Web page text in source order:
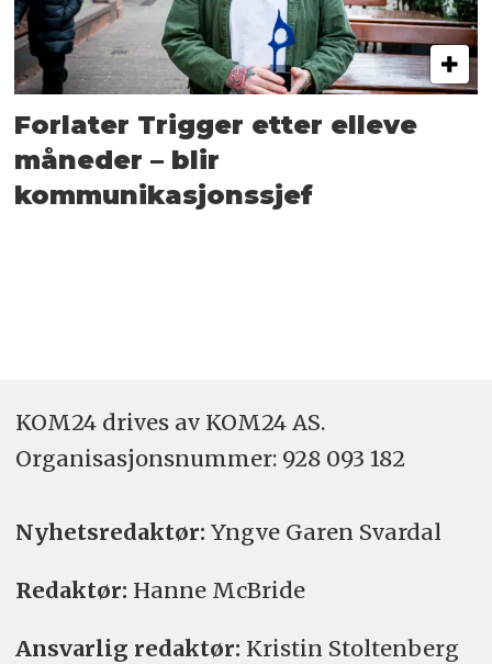
Forlater Trigger etter elleve
måneder – blir
kommunikasjonssjef
KOM24 drives av KOM24 AS.
Organisasjons­nummer: 928 093 182
Nyhetsredaktør: Yngve Garen Svardal
Redaktør: Hanne McBride
Ansvarlig redaktør: Kristin Stoltenberg